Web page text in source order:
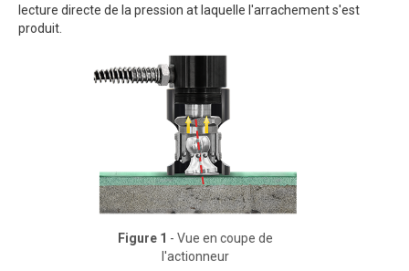
lecture directe de la pression at laquelle l'arrachement s'est
produit.
Figure 1 - Vue en coupe de
l'actionneur